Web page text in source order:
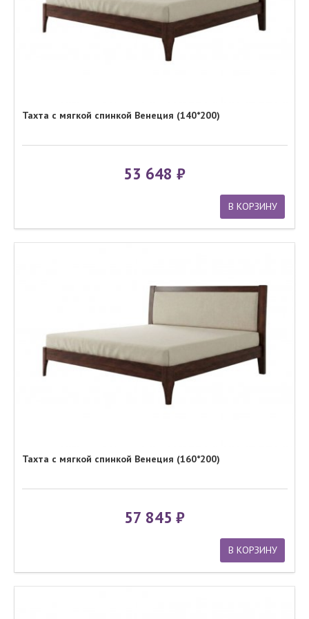
Тахта с мягкой спинкой Венеция (140*200)
53 648
В КОРЗИНУ
Тахта с мягкой спинкой Венеция (160*200)
57 845
В КОРЗИНУ